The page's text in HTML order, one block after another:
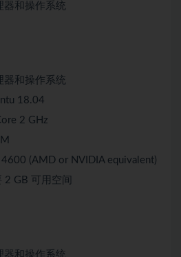
器和操作系统
器和操作系统
18.04
2 GHz
4600 (AMD or NVIDIA equivalent)
2 GB 可用空间
器和操作系统